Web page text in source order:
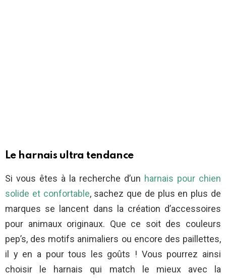
Le harnais ultra tendance
Si vous êtes à la recherche d’un harnais pour chien
solide et confortable, sachez que de plus en plus de
marques se lancent dans la création d’accessoires
pour animaux originaux. Que ce soit des couleurs
pep’s, des motifs animaliers ou encore des paillettes,
il y en a pour tous les goûts ! Vous pourrez ainsi
choisir le harnais qui match le mieux avec la